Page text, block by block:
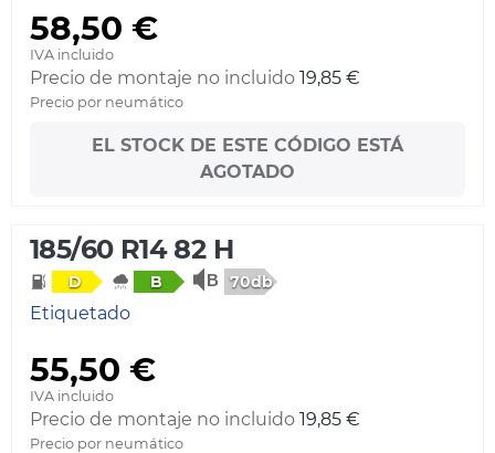
58,50 €
IVA incluido
Precio de montaje no incluido 19,85 €
Precio por neumático
EL STOCK DE ESTE CÓDIGO ESTÁ
AGOTADO
185/60 R14 82 H
D B 70db
Etiquetado
55,50 €
IVA incluido
Precio de montaje no incluido 19,85 €
Precio por neumático